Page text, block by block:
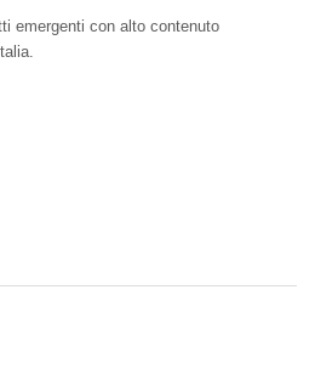
emergenti con alto contenuto